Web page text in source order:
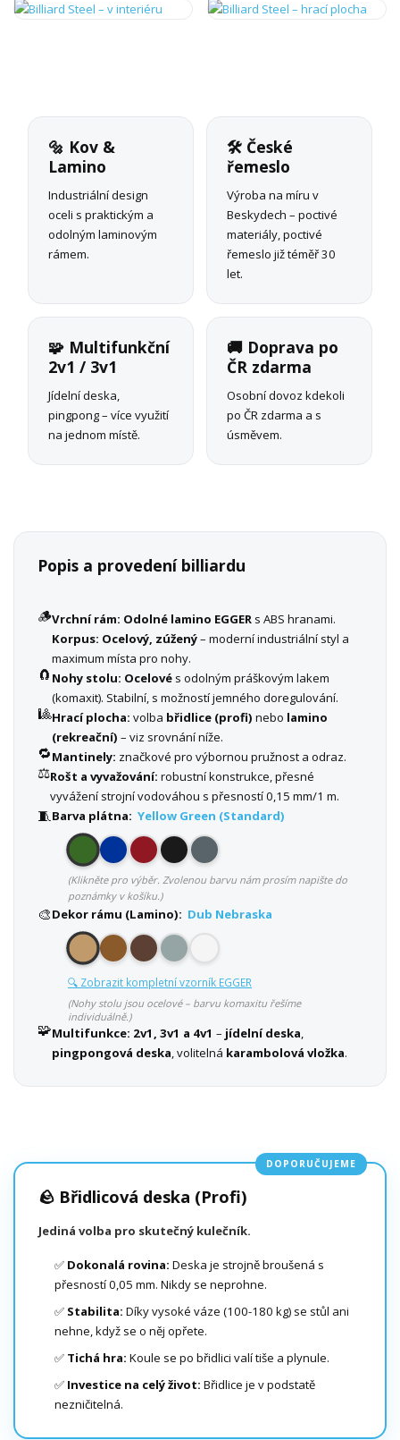
🔩 Kov &
Lamino
Industriální design
oceli s praktickým a
odolným laminovým
rámem.
🛠 České
řemeslo
Výroba na míru v
Beskydech – poctivé
materiály, poctivé
řemeslo již téměř 30
let.
🧩 Multifunkční
2v1 / 3v1
Jídelní deska,
pingpong – více využití
na jednom místě.
🚚 Doprava po
ČR zdarma
Osobní dovoz kdekoli
po ČR zdarma a s
úsměvem.
Popis a provedení billiardu
🪵Vrchní rám: Odolné lamino EGGER s ABS hranami.
Korpus: Ocelový, zúžený– moderní industriální styl a
maximum místa pro nohy.
🧲 Nohy stolu: Ocelové s odolným práškovým lakem
(komaxit). Stabilní, s možností jemného doregulování.
🎱Hrací plocha: volba břidlice (profi) nebo lamino
(rekreační) – viz srovnání níže.
🔁Mantinely: značkové pro výbornou pružnost a odraz.
⚖️Rošt a vyvažování: robustní konstrukce, přesné
vyvážení strojní vodováhou s přesností 0,15 mm/1 m.
🧵Barva plátna: Yellow Green (Standard)
(Klikněte pro výběr. Zvolenou barvu nám prosím napište do
poznámky v košíku.)
🎨Dekor rámu (Lamino): Dub Nebraska
🔍 Zobrazit kompletní vzorník EGGER
(Nohy stolu jsou ocelové – barvu komaxitu řešíme
individuálně.)
🧩Multifunkce: 2v1, 3v1 a 4v1 – jídelní deska,
pingpongová deska, volitelná karambolová vložka.
DOPORUČUJEME
🪨 Břidlicová deska (Profi)
Jediná volba pro skutečný kulečník.
✅ Dokonalá rovina: Deska je strojně broušená s
přesností 0,05 mm. Nikdy se neprohne.
✅ Stabilita: Díky vysoké váze (100-180 kg) se stůl ani
nehne, když se o něj opřete.
✅ Tichá hra: Koule se po břidlici valí tiše a plynule.
✅ Investice na celý život: Břidlice je v podstatě
nezničitelná.